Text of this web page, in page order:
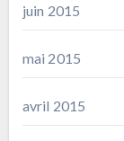
juin 2015
mai 2015
avril 2015